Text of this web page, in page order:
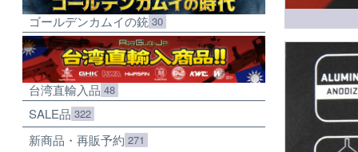
ゴールデンカムイの銃 30
台湾直輸入品 48
SALE品 322
新商品・再販予約 271